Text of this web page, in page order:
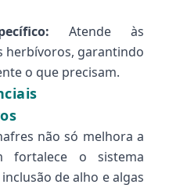
Atende às
herbívoros, garantindo
o que precisam.
não só melhora a
fortalece o sistema
de alho e algas